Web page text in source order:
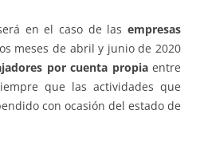
en el caso de lasempresas
meses de abril y junio de 2020
por cuenta propiaentre
que las actividades que
con ocasión del estado de